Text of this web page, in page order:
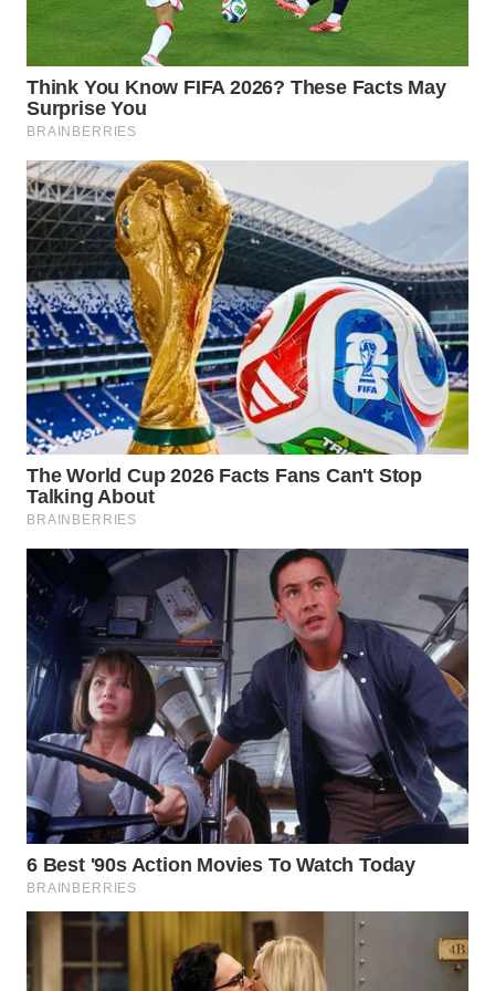
WN
NATUNA
WN
BINTAN
WN
MANDALIKA
WN
LIKUPANG
WN
LABUANBAJO
WN
BORNEO
Wahana
Media
Group
WAHANA
NEWS
WAHANA
TANI
WAHANA
ADVOKAT
WAHANA
INFRASTRUKTUR
KONSUMEN